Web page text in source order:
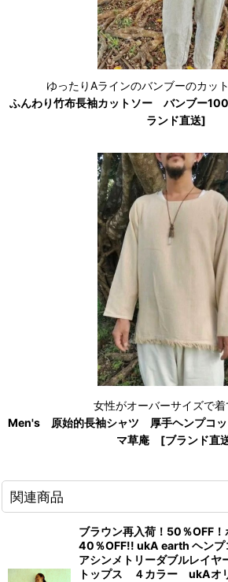
ゆったりAラインのバンブーのカッ
ふんわり竹布長袖カットソー バンブー
ランド直送]
女性がオーバーサイズで
Men's 原始的長袖シャツ 厚手ヘンプコ
マ草庵 [ブランド直
関連商品
ブラウン再入荷！50％OFF！
40％OFF!! ukA earth ヘンプ
アシンメトリーダブルレイヤ
トップス ４カラー ukAオ